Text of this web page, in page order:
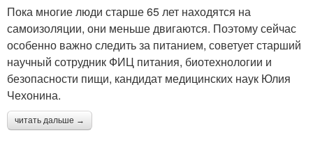
Пока многие люди старше 65 лет находятся на
самоизоляции, они меньше двигаются. Поэтому сейчас
особенно важно следить за питанием, советует старший
научный сотрудник ФИЦ питания, биотехнологии и
безопасности пищи, кандидат медицинских наук Юлия
Чехонина.
читать дальше →